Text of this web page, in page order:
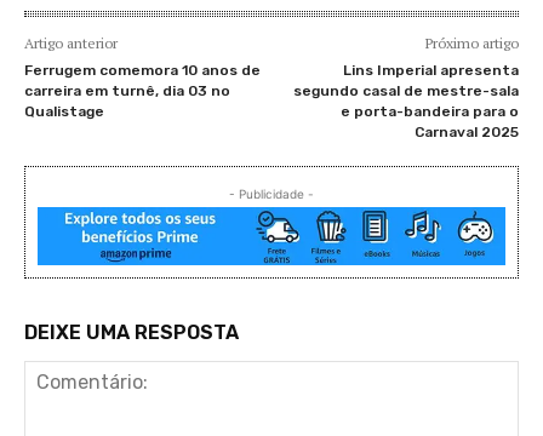
Artigo anterior
Ferrugem comemora 10 anos de
carreira em turnê, dia 03 no
Qualistage
Próximo artigo
Lins Imperial apresenta
segundo casal de mestre-sala
e porta-bandeira para o
Carnaval 2025
- Publicidade -
DEIXE UMA RESPOSTA